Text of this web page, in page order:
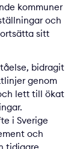
kommuner
och
sitt
bidragit
genom
lett till ökat
i Sverige
och